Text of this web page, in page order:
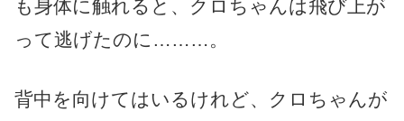
も身体に触れると、クロちゃんは飛び上が
って逃げたのに………。
背中を向けてはいるけれど、クロちゃんが